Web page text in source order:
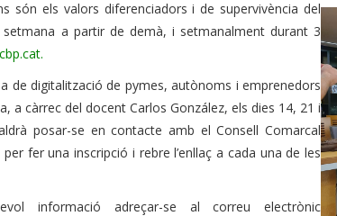
són els valors diferenciadors i de supervivència del
a partir de demà, i setmanalment durant 3
de digitalització de pymes, autònoms i emprenedors
a càrrec del docent Carlos González, els dies 14, 21 i
posar-se en contacte amb el Consell Comarcal
fer una inscripció i rebre l’enllaç a cada una de les
informació adreçar-se al correu electrònic